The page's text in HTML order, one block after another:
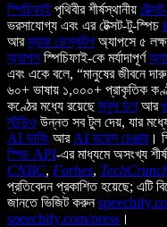
স্পিচিফাই পৃথিবীর শীর্ষস্থানীয়
ভরসাযোগ্য এবং এর টেক্সট-টু-স্পিচ
আরম্যাক ডেস্কটপ অ্যাপসে ৫
অ্যাপলস্পিচিফাই-কে মর্যাদাপূর্ণ
এবং একে বলে, “মানুষের জীবনে
৬০+ ভাষায় ১,০০০+ প্রাকৃতিক
কণ্ঠের মধ্যে রয়েছেস্নুপ ডগ আর
স্টুডিও উন্নত সব টুল দেয়, যার
AI ডাবিং আর AI ভয়েস চেঞ্জার।
স্পিচ API-এর মাধ্যমে অসংখ্য
CNBC, Forbes,
প্রতিবেদন প্রকাশিত হয়েছে; এটি
জানতে ভিজিট করুন
speechify.com/press ।